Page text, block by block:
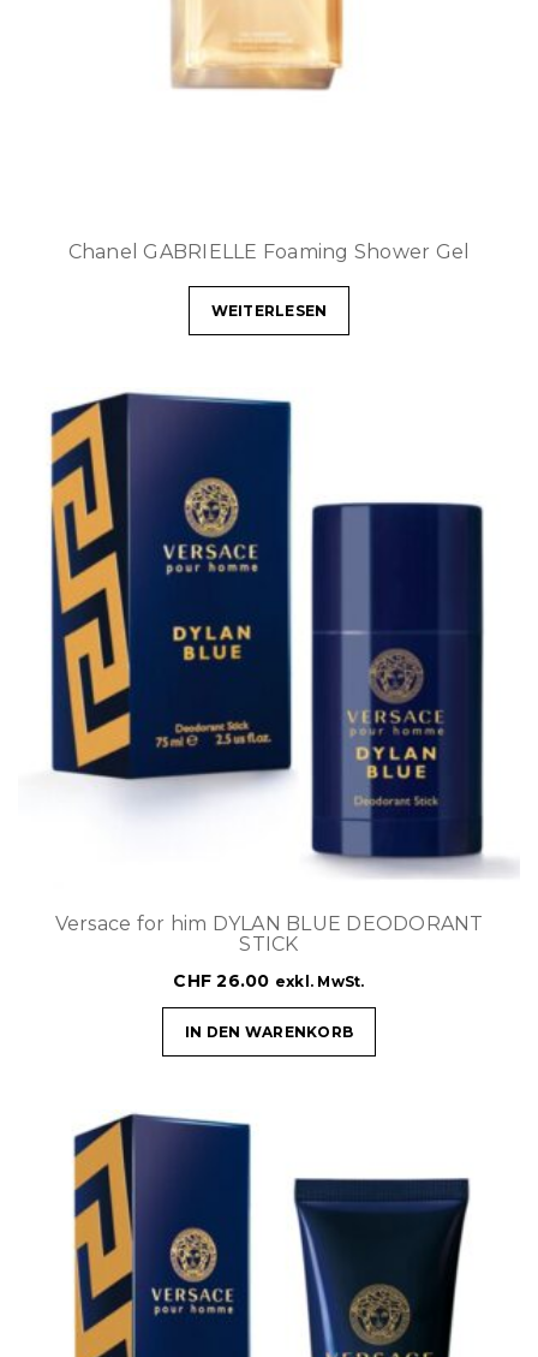
Chanel GABRIELLE Foaming Shower Gel
WEITERLESEN
Versace for him DYLAN BLUE DEODORANT
STICK
CHF 26.00 exkl. MwSt.
IN DEN WARENKORB